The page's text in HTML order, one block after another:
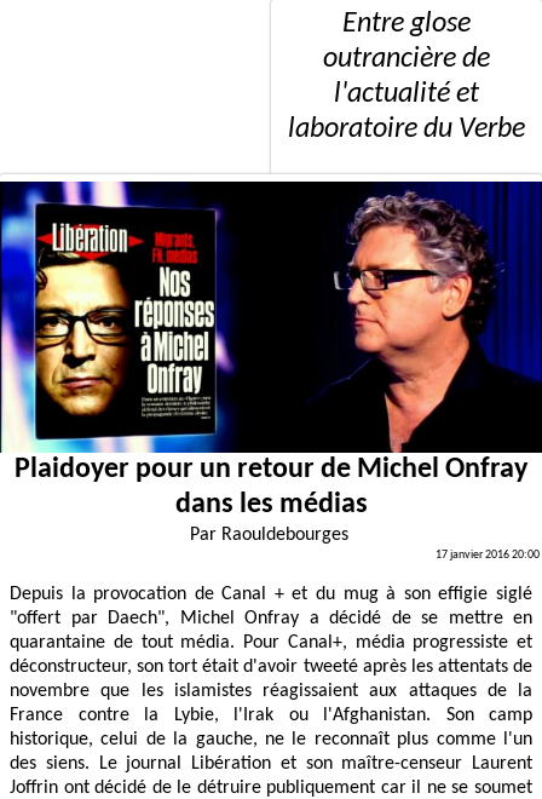
Entre glose
outrancière de
l'actualité et
laboratoire du Verbe
Plaidoyer pour un retour de Michel Onfray
dans les médias
Par Raouldebourges
17 janvier 2016 20:00
Depuis la provocation de Canal + et du mug à son effigie siglé
"offert par Daech", Michel Onfray a décidé de se mettre en
quarantaine de tout média. Pour Canal+, média progressiste et
déconstructeur, son tort était d'avoir tweeté après les attentats de
novembre que les islamistes réagissaient aux attaques de la
France contre la Lybie, l'Irak ou l'Afghanistan. Son camp
historique, celui de la gauche, ne le reconnaît plus comme l'un
des siens. Le journal Libération et son maître-censeur Laurent
Joffrin ont décidé de le détruire publiquement car il ne se soumet